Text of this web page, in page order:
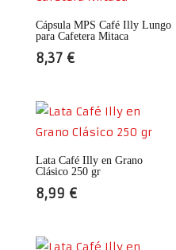
Cápsula MPS Café Illy Lungo
para Cafetera Mitaca
8,37 €
Lata Café Illy en Grano
Clásico 250 gr
8,99 €